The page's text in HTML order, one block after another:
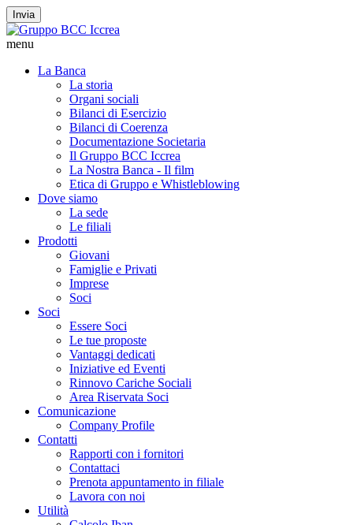
Invia
menu
La Banca
La storia
Organi sociali
Bilanci di Esercizio
Bilanci di Coerenza
Documentazione Societaria
Il Gruppo BCC Iccrea
La Nostra Banca - Il film
Etica di Gruppo e Whistleblowing
Dove siamo
La sede
Le filiali
Prodotti
Giovani
Famiglie e Privati
Imprese
Soci
Soci
Essere Soci
Le tue proposte
Vantaggi dedicati
Iniziative ed Eventi
Rinnovo Cariche Sociali
Area Riservata Soci
Comunicazione
Company Profile
Contatti
Rapporti con i fornitori
Contattaci
Prenota appuntamento in filiale
Lavora con noi
Utilità